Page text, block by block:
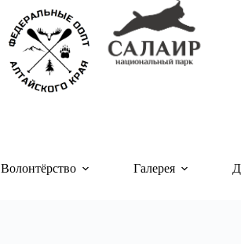
Волонтёрство Галерея